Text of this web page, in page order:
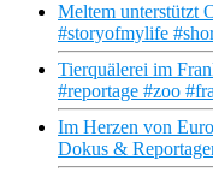
Meltem unterstützt
#storyofmylife
Tierquälerei im
#reportage #zoo
Im Herzen von
Dokus &